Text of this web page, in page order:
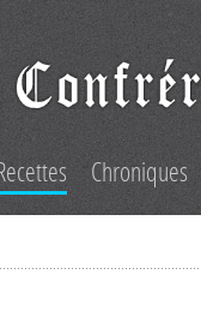
Chroniques